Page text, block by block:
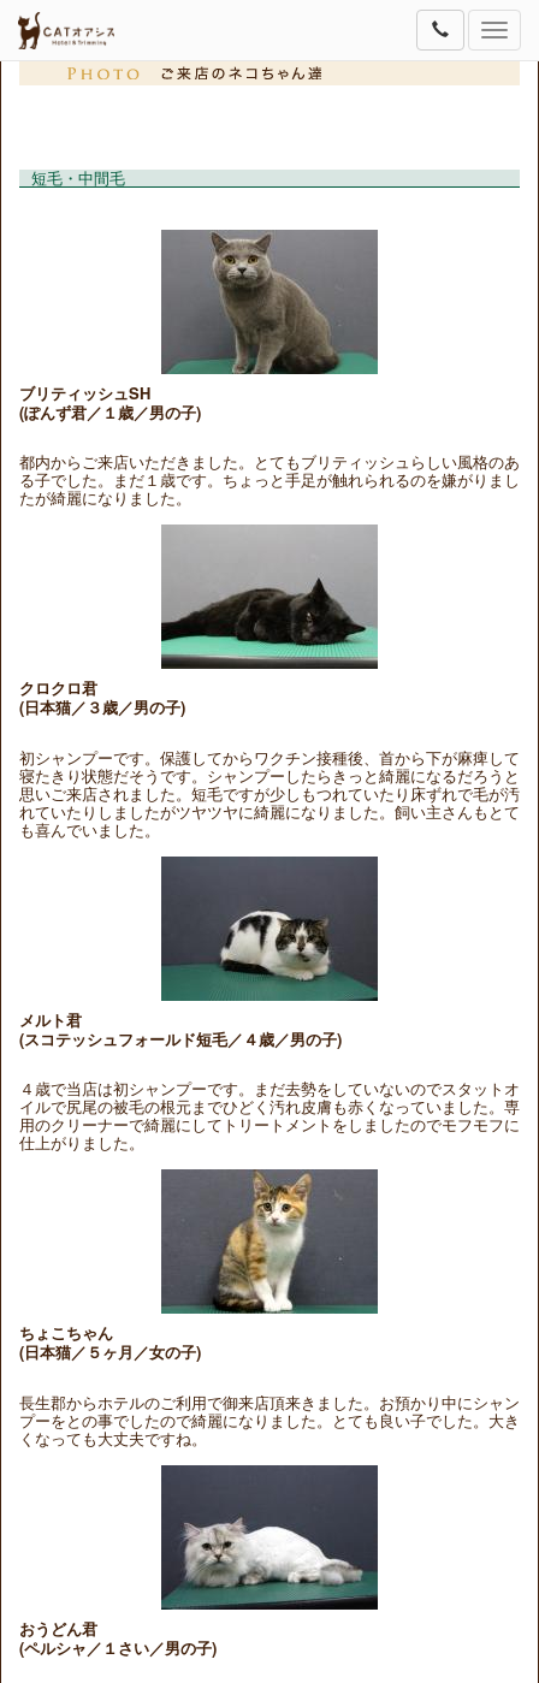
Toggle
短毛・中間毛
ブリティッシュSH
(ぽんず君／１歳／男の子)
都内からご来店いただきました。とてもブリティッシュらしい風格のあ
る子でした。まだ１歳です。ちょっと手足が触れられるのを嫌がりまし
たが綺麗になりました。
クロクロ君
(日本猫／３歳／男の子)
初シャンプーです。保護してからワクチン接種後、首から下が麻痺して
寝たきり状態だそうです。シャンプーしたらきっと綺麗になるだろうと
思いご来店されました。短毛ですが少しもつれていたり床ずれで毛が汚
れていたりしましたがツヤツヤに綺麗になりました。飼い主さんもとて
も喜んでいました。
メルト君
(スコテッシュフォールド短毛／４歳／男の子)
４歳で当店は初シャンプーです。まだ去勢をしていないのでスタットオ
イルで尻尾の被毛の根元までひどく汚れ皮膚も赤くなっていました。専
用のクリーナーで綺麗にしてトリートメントをしましたのでモフモフに
仕上がりました。
ちょこちゃん
(日本猫／５ヶ月／女の子)
長生郡からホテルのご利用で御来店頂来きました。お預かり中にシャン
プーをとの事でしたので綺麗になりました。とても良い子でした。大き
くなっても大丈夫ですね。
おうどん君
(ペルシャ／１さい／男の子)